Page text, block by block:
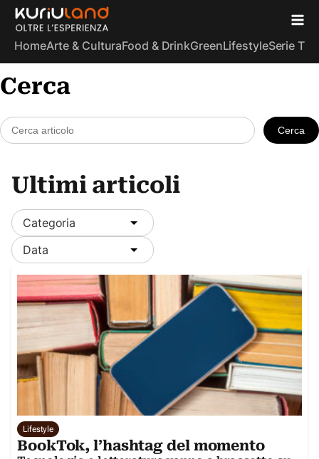
HomeArte & CulturaFood & DrinkGreenLifestyleSerie TV
Cerca
Cerca
Ultimi articoli
Categoria
Data
Lifestyle
BookTok, l’hashtag del momento